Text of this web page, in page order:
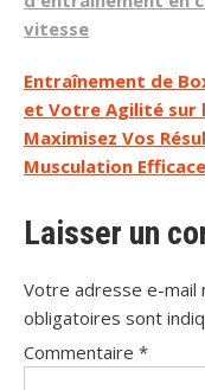
vitesse
Navigation
de
l’article
Entraînement de
et Votre Agilité sur
Maximisez Vos
Musculation Efficace
Laisser un
Votre adresse e-mail
obligatoires sont
Commentaire *